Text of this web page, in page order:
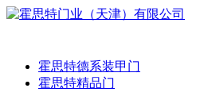
霍思特德系装甲门
霍思特精品门